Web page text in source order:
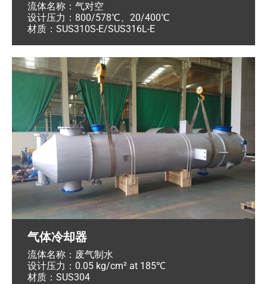
流体名称：气对空
设计压力：800/578℃、20/400℃
材质：SUS310S-E/SUS316L-E
气体冷却器
流体名称：废气制水
设计压力：0.05 kg/cm² at 185℃
材质：SUS304